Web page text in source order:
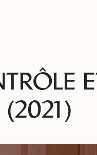
(2021)